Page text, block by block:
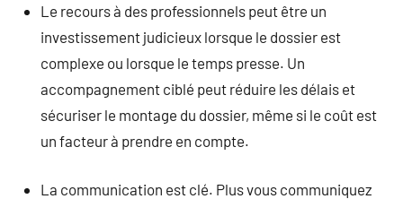
Le recours à des professionnels peut être un
investissement judicieux lorsque le dossier est
complexe ou lorsque le temps presse. Un
accompagnement ciblé peut réduire les délais et
sécuriser le montage du dossier, même si le coût est
un facteur à prendre en compte.
La communication est clé. Plus vous communiquez